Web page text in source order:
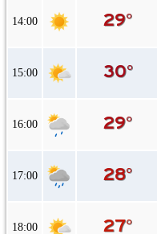
14:00
15:00
16:00
17:00
18:00